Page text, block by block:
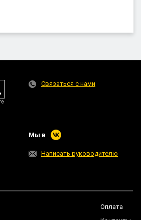
Связаться с нами
Мы в
Написать руководителю
Оплата